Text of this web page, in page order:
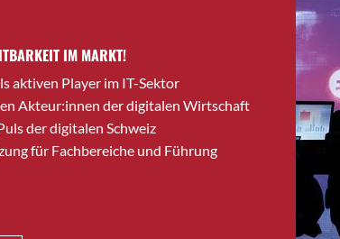
IM MARKT!
aktiven Player im IT-Sektor
Akteur:innen der digitalen Wirtschaft
der digitalen Schweiz
für Fachbereiche und Führung